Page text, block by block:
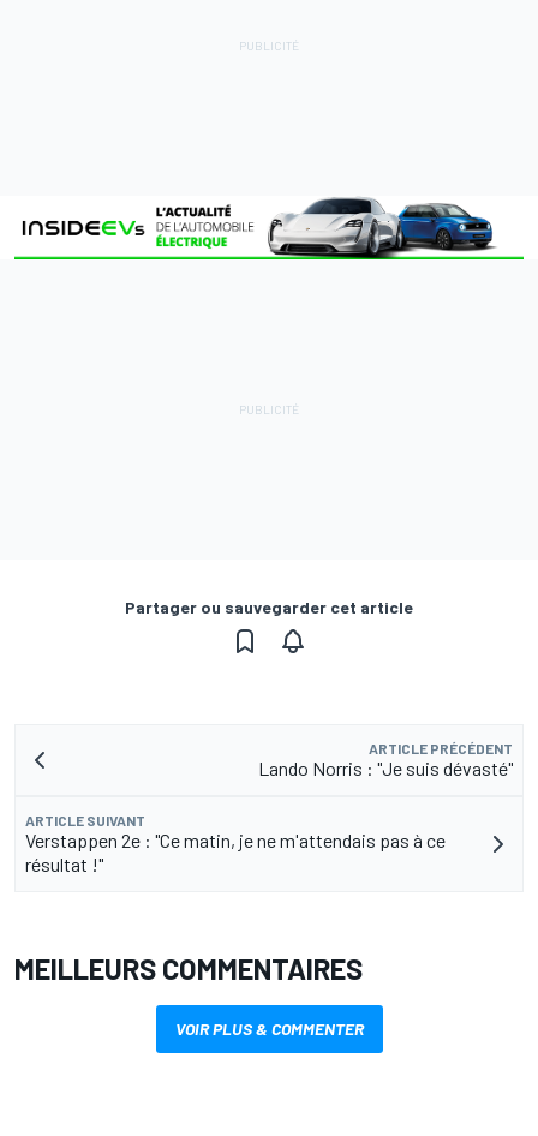
Partager ou sauvegarder cet article
ARTICLE PRÉCÉDENT
Lando Norris : "Je suis dévasté"
ARTICLE SUIVANT
Verstappen 2e : "Ce matin, je ne m'attendais pas à ce
résultat !"
MEILLEURS COMMENTAIRES
VOIR PLUS & COMMENTER